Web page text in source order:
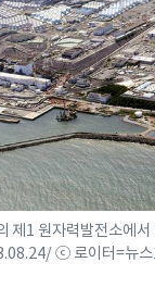
제1 원자력발전소에
ⓒ 로이터=뉴